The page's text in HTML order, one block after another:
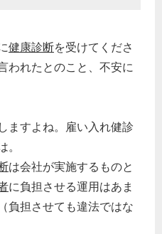
健康診断を受けてくださ
われたとのこと、不安に
ますよね。雇い入れ健診
は会社が実施するものと
に負担させる運用はあま
負担させても違法ではな